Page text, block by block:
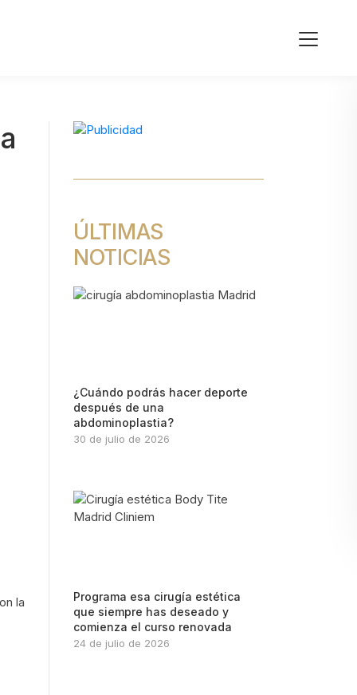
la
ÚLTIMAS
NOTICIAS
¿Cuándo podrás hacer deporte
después de una
abdominoplastia?
30 de julio de 2026
Programa esa cirugía estética
que siempre has deseado y
comienza el curso renovada
24 de julio de 2026